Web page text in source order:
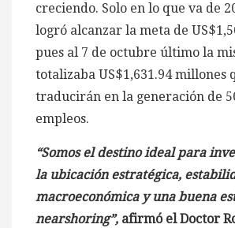
creciendo. Solo en lo que va de
logró alcanzar la meta de
pues al 7 de octubre último la
totalizaba US$1,631.94 millones
traducirán en la generación de
empleos.
“Somos el destino ideal para
la ubicación estratégica,
macroeconómica y una buena
nearshoring”, afirmó el Doctor